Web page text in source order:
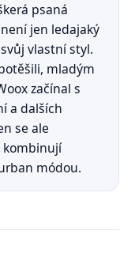
psaná
jen ledajaký
vlastní styl.
mladým
začínal s
a dalších
se ale
kombinují
módou.